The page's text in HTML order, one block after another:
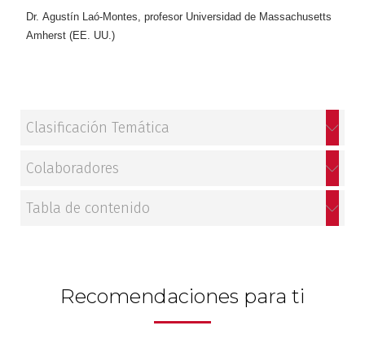
Dr. Agustín Laó-Montes, profesor Universidad de Massachusetts
Amherst (EE. UU.)
Clasificación Temática
Colaboradores
Tabla de contenido
Recomendaciones para ti